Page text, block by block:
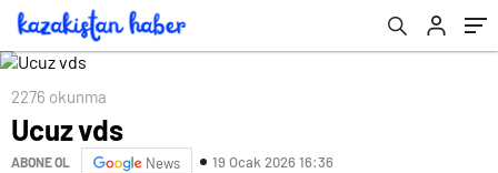
2276 okunma
Ucuz vds
ABONE OL News 19 Ocak 2026 16:36